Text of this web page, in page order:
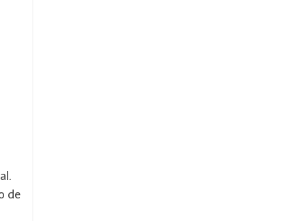
de